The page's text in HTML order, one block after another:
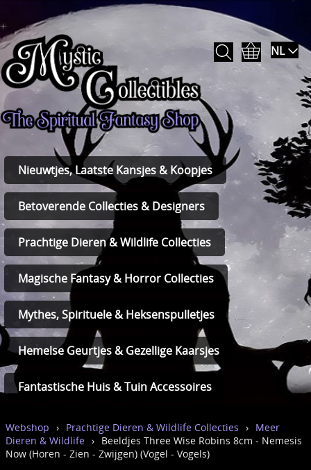
NL
Nieuwtjes, Laatste Kansjes & Koopjes
Betoverende Collecties & Designers
Prachtige Dieren & Wildlife Collecties
Magische Fantasy & Horror Collecties
Mythes, Spirituele & Heksenspulletjes
Hemelse Geurtjes & Gezellige Kaarsjes
Fantastische Huis & Tuin Accessoires
Webshop › Prachtige Dieren & Wildlife Collecties › Meer
Dieren & Wildlife › Beeldjes Three Wise Robins 8cm - Nemesis
Now (Horen - Zien - Zwijgen) (Vogel - Vogels)